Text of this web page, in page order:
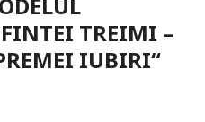
TREIMI –
IUBIRI“